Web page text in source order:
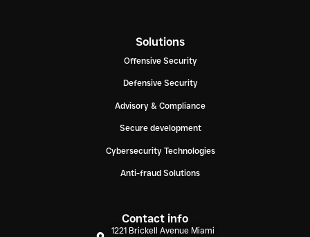
Solutions
Offensive Security
Defensive Security
Advisory & Compliance
Secure development
Cybersecurity Technologies
Anti-fraud Solutions
Contact info
1221 Brickell Avenue Miami